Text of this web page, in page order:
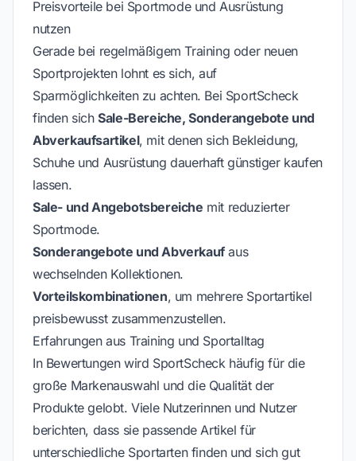
Preisvorteile bei Sportmode und Ausrüstung
nutzen
Gerade bei regelmäßigem Training oder neuen
Sportprojekten lohnt es sich, auf
Sparmöglichkeiten zu achten. Bei SportScheck
finden sichSale-Bereiche, Sonderangebote und
Abverkaufsartikel, mit denen sich Bekleidung,
Schuhe und Ausrüstung dauerhaft günstiger kaufen
lassen.
Sale- und Angebotsbereiche mit reduzierter
Sportmode.
Sonderangebote und Abverkaufaus
wechselnden Kollektionen.
Vorteilskombinationen, um mehrere Sportartikel
preisbewusst zusammenzustellen.
Erfahrungen aus Training und Sportalltag
In Bewertungen wird SportScheck häufig für die
große Markenauswahl und die Qualität der
Produkte gelobt. Viele Nutzerinnen und Nutzer
berichten, dass sie passende Artikel für
unterschiedliche Sportarten finden und sich gut